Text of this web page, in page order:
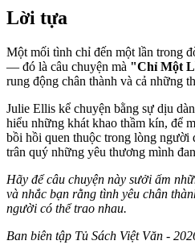
Lời tựa
Một mối tình chỉ đến một lần trong
— đó là câu chuyện mà "Chỉ Một
rung động chân thành và cả những
Julie Ellis kể chuyện bằng sự dịu
hiểu những khát khao thầm kín, để
bồi hồi quen thuộc trong lòng người
trân quý những yêu thương mình
Hãy để câu chuyện này sưởi ấm
và nhắc bạn rằng tình yêu chân
người có thể trao nhau.
Ban biên tập Tủ Sách Việt Văn -